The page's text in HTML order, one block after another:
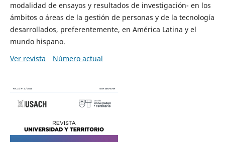
modalidad de ensayos y resultados de investigación- en los
ámbitos o áreas de la gestión de personas y de la tecnología
desarrollados, preferentemente, en América Latina y el
mundo hispano.
Ver revista
Número actual